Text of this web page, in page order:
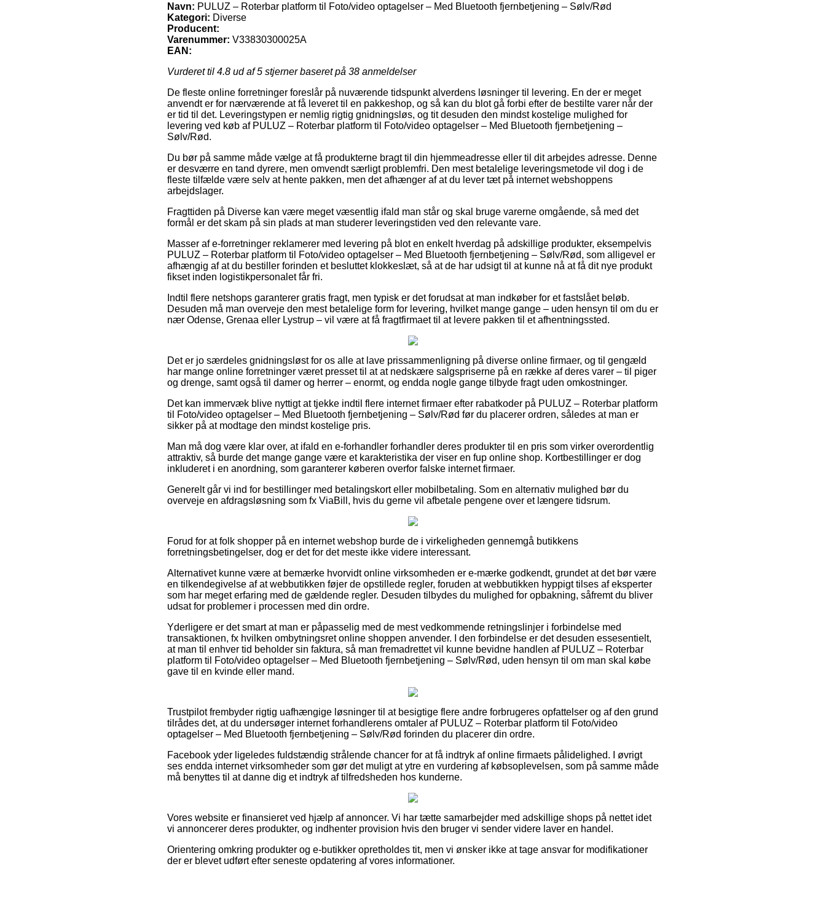
Navn: PULUZ – Roterbar platform til Foto/video optagelser – Med Bluetooth fjernbetjening – Sølv/Rød
Kategori: Diverse
Producent:
Varenummer: V33830300025A
EAN:
Vurderet til 4.8 ud af 5 stjerner baseret på 38 anmeldelser
De fleste online forretninger foreslår på nuværende tidspunkt alverdens løsninger til levering. En der er meget
anvendt er for nærværende at få leveret til en pakkeshop, og så kan du blot gå forbi efter de bestilte varer når der
er tid til det. Leveringstypen er nemlig rigtig gnidningsløs, og tit desuden den mindst kostelige mulighed for
levering ved køb af PULUZ – Roterbar platform til Foto/video optagelser – Med Bluetooth fjernbetjening –
Sølv/Rød.
Du bør på samme måde vælge at få produkterne bragt til din hjemmeadresse eller til dit arbejdes adresse. Denne
er desværre en tand dyrere, men omvendt særligt problemfri. Den mest betalelige leveringsmetode vil dog i de
fleste tilfælde være selv at hente pakken, men det afhænger af at du lever tæt på internet webshoppens
arbejdslager.
Fragttiden på Diverse kan være meget væsentlig ifald man står og skal bruge varerne omgående, så med det
formål er det skam på sin plads at man studerer leveringstiden ved den relevante vare.
Masser af e-forretninger reklamerer med levering på blot en enkelt hverdag på adskillige produkter, eksempelvis
PULUZ – Roterbar platform til Foto/video optagelser – Med Bluetooth fjernbetjening – Sølv/Rød, som alligevel er
afhængig af at du bestiller forinden et besluttet klokkeslæt, så at de har udsigt til at kunne nå at få dit nye produkt
fikset inden logistikpersonalet får fri.
Indtil flere netshops garanterer gratis fragt, men typisk er det forudsat at man indkøber for et fastslået beløb.
Desuden må man overveje den mest betalelige form for levering, hvilket mange gange – uden hensyn til om du er
nær Odense, Grenaa eller Lystrup – vil være at få fragtfirmaet til at levere pakken til et afhentningssted.
Det er jo særdeles gnidningsløst for os alle at lave prissammenligning på diverse online firmaer, og til gengæld
har mange online forretninger været presset til at at nedskære salgspriserne på en række af deres varer – til piger
og drenge, samt også til damer og herrer – enormt, og endda nogle gange tilbyde fragt uden omkostninger.
Det kan immervæk blive nyttigt at tjekke indtil flere internet firmaer efter rabatkoder på PULUZ – Roterbar platform
til Foto/video optagelser – Med Bluetooth fjernbetjening – Sølv/Rød før du placerer ordren, således at man er
sikker på at modtage den mindst kostelige pris.
Man må dog være klar over, at ifald en e-forhandler forhandler deres produkter til en pris som virker overordentlig
attraktiv, så burde det mange gange være et karakteristika der viser en fup online shop. Kortbestillinger er dog
inkluderet i en anordning, som garanterer køberen overfor falske internet firmaer.
Generelt går vi ind for bestillinger med betalingskort eller mobilbetaling. Som en alternativ mulighed bør du
overveje en afdragsløsning som fx ViaBill, hvis du gerne vil afbetale pengene over et længere tidsrum.
Forud for at folk shopper på en internet webshop burde de i virkeligheden gennemgå butikkens
forretningsbetingelser, dog er det for det meste ikke videre interessant.
Alternativet kunne være at bemærke hvorvidt online virksomheden er e-mærke godkendt, grundet at det bør være
en tilkendegivelse af at webbutikken føjer de opstillede regler, foruden at webbutikken hyppigt tilses af eksperter
som har meget erfaring med de gældende regler. Desuden tilbydes du mulighed for opbakning, såfremt du bliver
udsat for problemer i processen med din ordre.
Yderligere er det smart at man er påpasselig med de mest vedkommende retningslinjer i forbindelse med
transaktionen, fx hvilken ombytningsret online shoppen anvender. I den forbindelse er det desuden essesentielt,
at man til enhver tid beholder sin faktura, så man fremadrettet vil kunne bevidne handlen af PULUZ – Roterbar
platform til Foto/video optagelser – Med Bluetooth fjernbetjening – Sølv/Rød, uden hensyn til om man skal købe
gave til en kvinde eller mand.
Trustpilot frembyder rigtig uafhængige løsninger til at besigtige flere andre forbrugeres opfattelser og af den grund
tilrådes det, at du undersøger internet forhandlerens omtaler af PULUZ – Roterbar platform til Foto/video
optagelser – Med Bluetooth fjernbetjening – Sølv/Rød forinden du placerer din ordre.
Facebook yder ligeledes fuldstændig strålende chancer for at få indtryk af online firmaets pålidelighed. I øvrigt
ses endda internet virksomheder som gør det muligt at ytre en vurdering af købsoplevelsen, som på samme måde
må benyttes til at danne dig et indtryk af tilfredsheden hos kunderne.
Vores website er finansieret ved hjælp af annoncer. Vi har tætte samarbejder med adskillige shops på nettet idet
vi annoncerer deres produkter, og indhenter provision hvis den bruger vi sender videre laver en handel.
Orientering omkring produkter og e-butikker opretholdes tit, men vi ønsker ikke at tage ansvar for modifikationer
der er blevet udført efter seneste opdatering af vores informationer.